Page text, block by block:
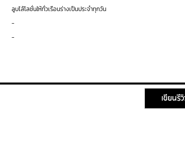
ลูบไล้โลชั่นให้ทั่วเรือนร่างเป็นประจำทุกวัน
-
-
เขียนรี